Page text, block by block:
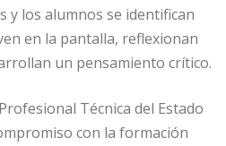
y los alumnos se identifican
en la pantalla, reflexionan
un pensamiento crítico.
Técnica del Estado
con la formación